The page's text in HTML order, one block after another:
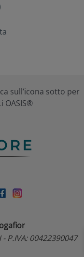
sull’icona sotto per
P.IVA: 00422390047